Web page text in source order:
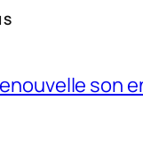
son